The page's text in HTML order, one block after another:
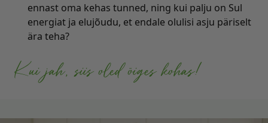
ennast oma kehas tunned, ning kui palju on Sul
energiat ja elujõudu, et endale olulisi asju päriselt
ära teha?
Kui jah, siis oled õiges kohas!